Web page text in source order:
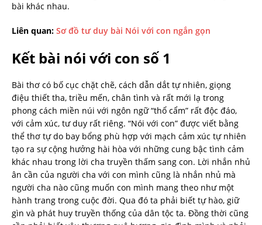
bài khác nhau.
Liên quan: Sơ đồ tư duy bài Nói với con ngắn gọn
Kết bài nói với con số 1
Bài thơ có bố cục chặt chẽ, cách dẫn dắt tự nhiên, giọng
điệu thiết tha, triều mến, chân tình và rất mới lạ trong
phong cách miền núi với ngôn ngữ “thổ cẩm” rất độc đáo,
với cảm xúc, tư duy rất riêng. “Nói với con” được viết bằng
thể thơ tự do bay bổng phù hợp với mạch cảm xúc tự nhiên
tạo ra sự cộng hưởng hài hòa với những cung bậc tình cảm
khác nhau trong lời cha truyền thấm sang con. Lời nhắn nhủ
ân cần của người cha với con mình cũng là nhắn nhủ mà
người cha nào cũng muốn con mình mang theo như một
hành trang trong cuộc đời. Qua đó ta phải biết tự hào, giữ
gìn và phát huy truyền thống của dân tộc ta. Đồng thời cũng